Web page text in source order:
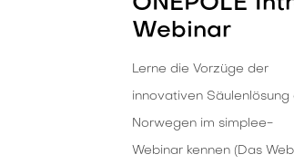
Webinar
Lerne die Vorzüge der
innovativen Säulenlösung
Norwegen im simplee-
Webinar kennen (Das